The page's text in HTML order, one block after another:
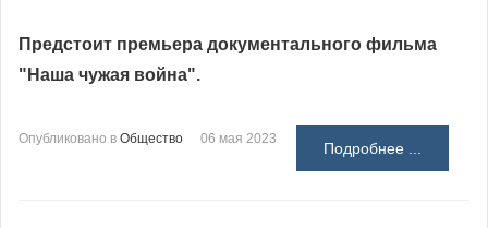
Предстоит премьера документального фильма
"Наша чужая война".
Опубликовано в Общество 06 мая 2023
Подробнее ...